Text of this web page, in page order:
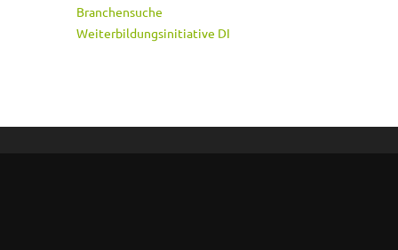
Branchensuche
Weiterbildungsinitiative DI